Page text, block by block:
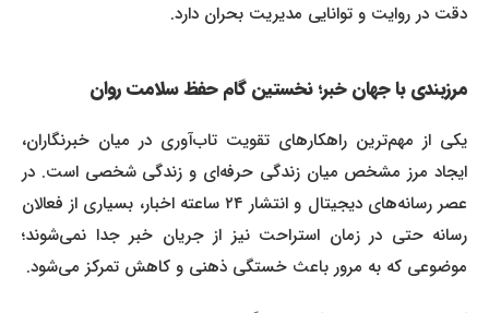
دقت در روایت و توانایی مدیریت بحران دارد.
مرزبندی با جهان خبر؛ نخستین گام حفظ سلامت روان
یکی از مهم‌ترین راهکارهای تقویت تاب‌آوری در میان خبرنگاران،
ایجاد مرز مشخص میان زندگی حرفه‌ای و زندگی شخصی است. در
عصر رسانه‌های دیجیتال و انتشار ۲۴ ساعته اخبار، بسیاری از فعالان
رسانه حتی در زمان استراحت نیز از جریان خبر جدا نمی‌شوند؛
موضوعی که به مرور باعث خستگی ذهنی و کاهش تمرکز می‌شود.